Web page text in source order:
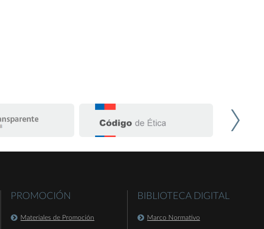
PROMOCIÓN
Materiales de Promoción
BIBLIOTECA DIGITAL
Marco Normativo